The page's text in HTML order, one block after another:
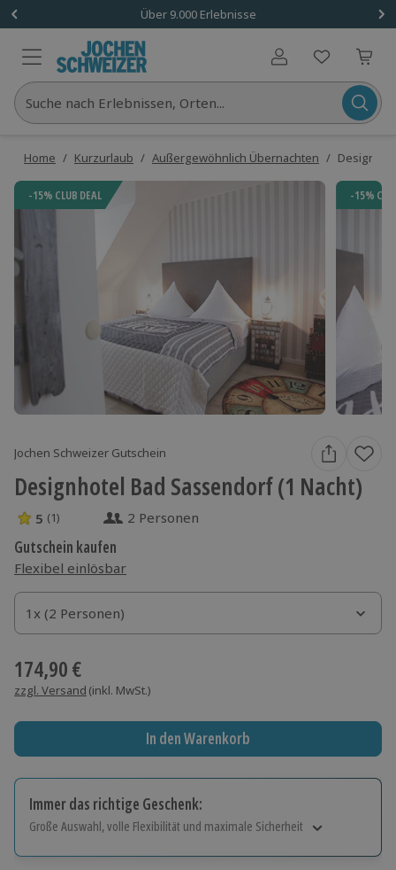
Über 9.000 Erlebnisse
Benutzerkonto
Suche nach Erlebnissen, Orten...
Home / Kurzurlaub / Außergewöhnlich Übernachten /
-15% CLUB DEAL -15%
Jochen Schweizer Gutschein
Designhotel Bad Sassendorf (1 Nacht)
5 Sterne von 5 aus 1 Bewertungen
5 (1) 2 Personen
Gutschein kaufen
Flexibel einlösbar
1x (2 Personen)
1x (2 Personen)
1x (2 Personen)
174,90 €
zzgl. Versand (inkl. MwSt.)
In den Warenkorb
Immer das richtige Geschenk:
Große Auswahl, volle Flexibilität und maximale Sicherheit